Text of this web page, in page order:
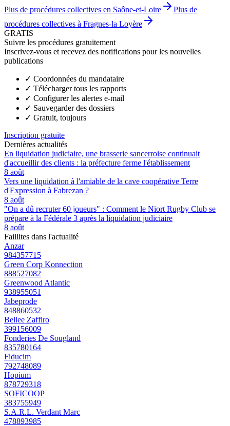
Plus de procédures collectives en Saône-et-Loire
Plus de
procédures collectives à Fragnes-la Loyère
GRATIS
Suivre les procédures gratuitement
Inscrivez-vous et recevez des notifications pour les nouvelles
publications
✓ Coordonnées du mandataire
✓ Télécharger tous les rapports
✓ Configurer les alertes e-mail
✓ Sauvegarder des dossiers
✓ Gratuit, toujours
Inscription gratuite
Dernières actualités
En liquidation judiciaire, une brasserie sancerroise continuait
d'accueillir des clients : la préfecture ferme l'établissement
8 août
Vers une liquidation à l'amiable de la cave coopérative Terre
d'Expression à Fabrezan ?
8 août
"On a dû recruter 60 joueurs" : Comment le Niort Rugby Club se
prépare à la Fédérale 3 après la liquidation judiciaire
8 août
Faillites dans l'actualité
Anzar
984357715
Green Corp Konnection
888527082
Greenwood Atlantic
938955051
Jabeprode
848860532
Bellee Zaffiro
399156009
Fonderies De Sougland
835780164
Fiducim
792748089
Hopium
878729318
SOFICOOP
383755949
S.A.R.L. Verdant Marc
478893985